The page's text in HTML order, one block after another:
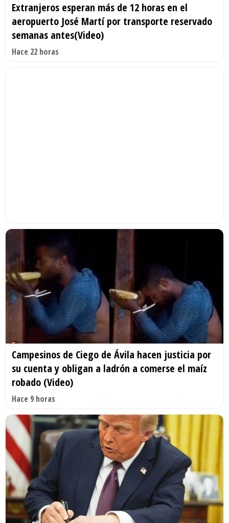
Extranjeros esperan más de 12 horas en el
aeropuerto José Martí por transporte reservado
semanas antes(Video)
Hace 22 horas
Campesinos de Ciego de Ávila hacen justicia por
su cuenta y obligan a ladrón a comerse el maíz
robado (Video)
Hace 9 horas